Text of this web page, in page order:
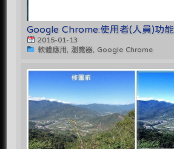
Google Chrome:使用者(人員)功能
2015-01-13
軟體應用, 瀏覽器, Google Chrome